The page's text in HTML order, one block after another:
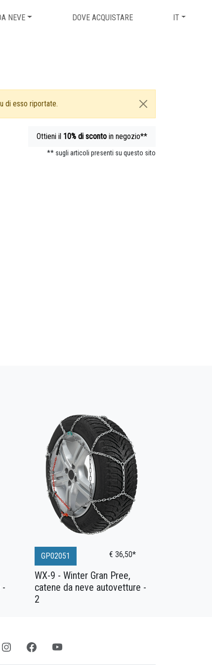
NEVE DOVE ACQUISTARE IT
di esso riportate.
Ottieni il 10% di sconto in negozio**
** sugli articoli presenti su questo sito
-
GP02051 € 36,50*
WX-9 - Winter Gran Pree,
catene da neve autovetture -
2